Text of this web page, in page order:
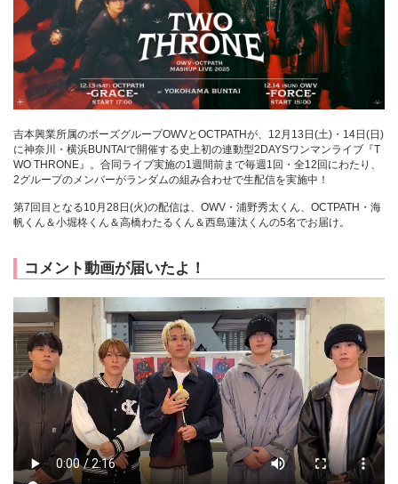
吉本興業所属のボーズグループOWVとOCTPATHが、12月13日(土)・14日(日)
に神奈川・横浜BUNTAIで開催する史上初の連動型2DAYSワンマンライブ『T
WO THRONE』。合同ライブ実施の1週間前まで毎週1回・全12回にわたり、
2グループのメンバーがランダムの組み合わせで生配信を実施中！
第7回目となる10月28日(火)の配信は、OWV・浦野秀太くん、OCTPATH・海
帆くん＆小堀柊くん＆高橋わたるくん＆西島蓮汰くんの5名でお届け。
コメント動画が届いたよ！